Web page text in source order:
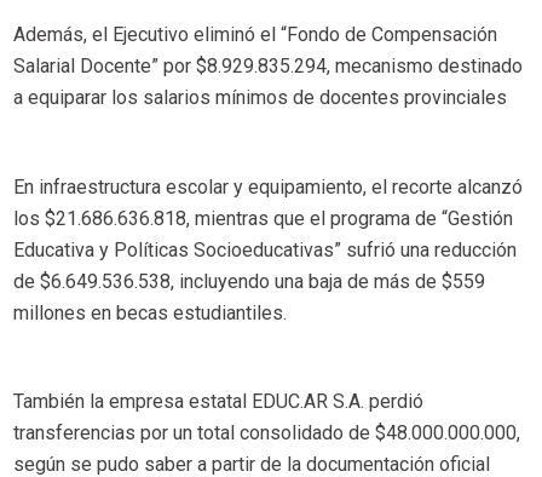
Además, el Ejecutivo eliminó el “Fondo de Compensación
Salarial Docente” por $8.929.835.294, mecanismo destinado
a equiparar los salarios mínimos de docentes provinciales
En infraestructura escolar y equipamiento, el recorte alcanzó
los $21.686.636.818, mientras que el programa de “Gestión
Educativa y Políticas Socioeducativas” sufrió una reducción
de $6.649.536.538, incluyendo una baja de más de $559
millones en becas estudiantiles.
También la empresa estatal EDUC.AR S.A. perdió
transferencias por un total consolidado de $48.000.000.000,
según se pudo saber a partir de la documentación oficial